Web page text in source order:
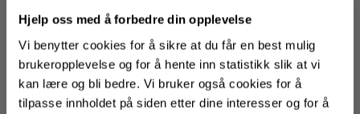
Hjelp oss med å forbedre din opplevelse
Vi benytter cookies for å sikre at du får en best mulig
brukeropplevelse og for å hente inn statistikk slik at vi
kan lære og bli bedre. Vi bruker også cookies for å
tilpasse innholdet på siden etter dine interesser og for å
SOMMERDEAL:
Ekstra god pris på dette produktet akkurat nå